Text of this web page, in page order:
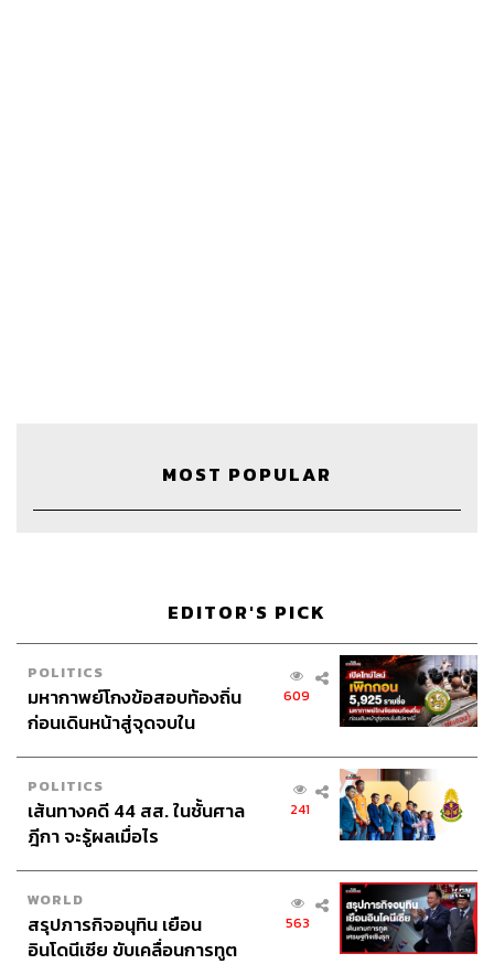
Sound Designer & Engineerกฤตพล จียะเกียรติ
Channel Managerเชษฐพงศ์ ชูประดิษฐ์
Art Director
IllustratorKhunkhom
Proofreader ภาวิกา ขันติศรีสกุล
Webmaster ไชยพร ศิริกลการ
Social Media Admin
วนัชพร ดวงนิล, สุทธกิตติ์​ สุทธาวรรณ
กุล, ธิติกร ลิ้มทองมณี
Archive Officerชริน จำปาวัน
Musicwestonemusic.com
MOST POPULAR
EDITOR'S PICK
POLITICS
มหากาพย์โกงข้อสอบท้องถิ่น
ก่อนเดินหน้าสู่จุดจบใน
609
POLITICS
เส้นทางคดี 44 สส. ในชั้นศาล
ฎีกา จะรู้ผลเมื่อไร
241
WORLD
สรุปภารกิจอนุทิน เยือน
อินโดนีเซีย ขับเคลื่อนการทูต
563